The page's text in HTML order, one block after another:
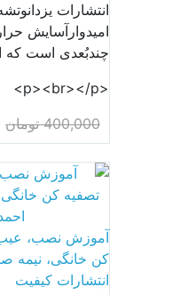
انتشارات
امیدوارآسایش
چندبُعدی است که
400,000 تومان
آموزش نصب، عیب
کن خانگی، نیمه
انتشارات کیفیت